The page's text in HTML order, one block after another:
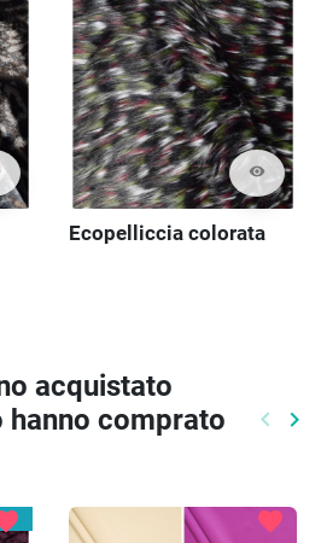
visibility
Ecopelliccia colorata
acquistato
comprato
keyboard_arrow_left keyboard_arrow_right
favorite